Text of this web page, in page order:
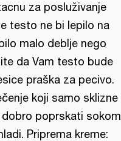
za posluživanje
testo ne bi lepilo na
malo deblje nego
da Vam testo bude
praška za pecivo.
koji samo sklizne
poprskati sokom
Priprema kreme: